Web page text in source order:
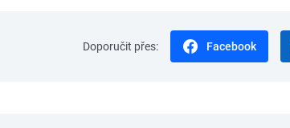
Doporučit přes: Facebook